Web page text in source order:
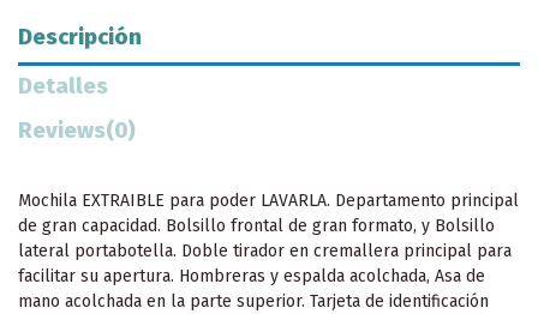
Descripción
Detalles
Reviews(0)
Mochila EXTRAIBLE para poder LAVARLA. Departamento principal
de gran capacidad. Bolsillo frontal de gran formato, y Bolsillo
lateral portabotella. Doble tirador en cremallera principal para
facilitar su apertura. Hombreras y espalda acolchada, Asa de
mano acolchada en la parte superior. Tarjeta de identificación